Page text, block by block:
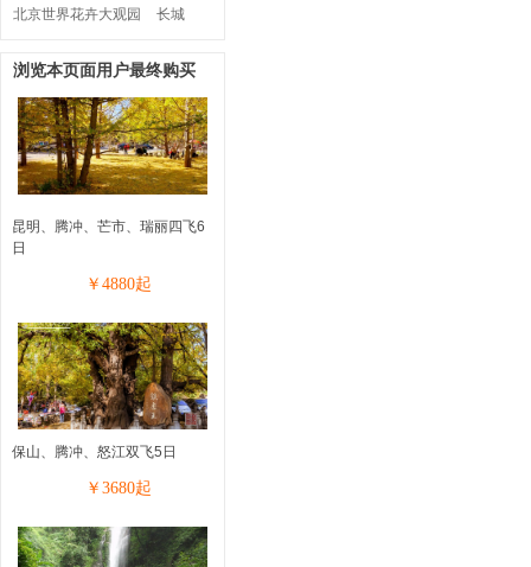
北京世界花卉大观园 长城
浏览本页面用户最终购买
昆明、腾冲、芒市、瑞丽四飞6
日
￥ 4880起
保山、腾冲、怒江双飞5日
￥ 3680起